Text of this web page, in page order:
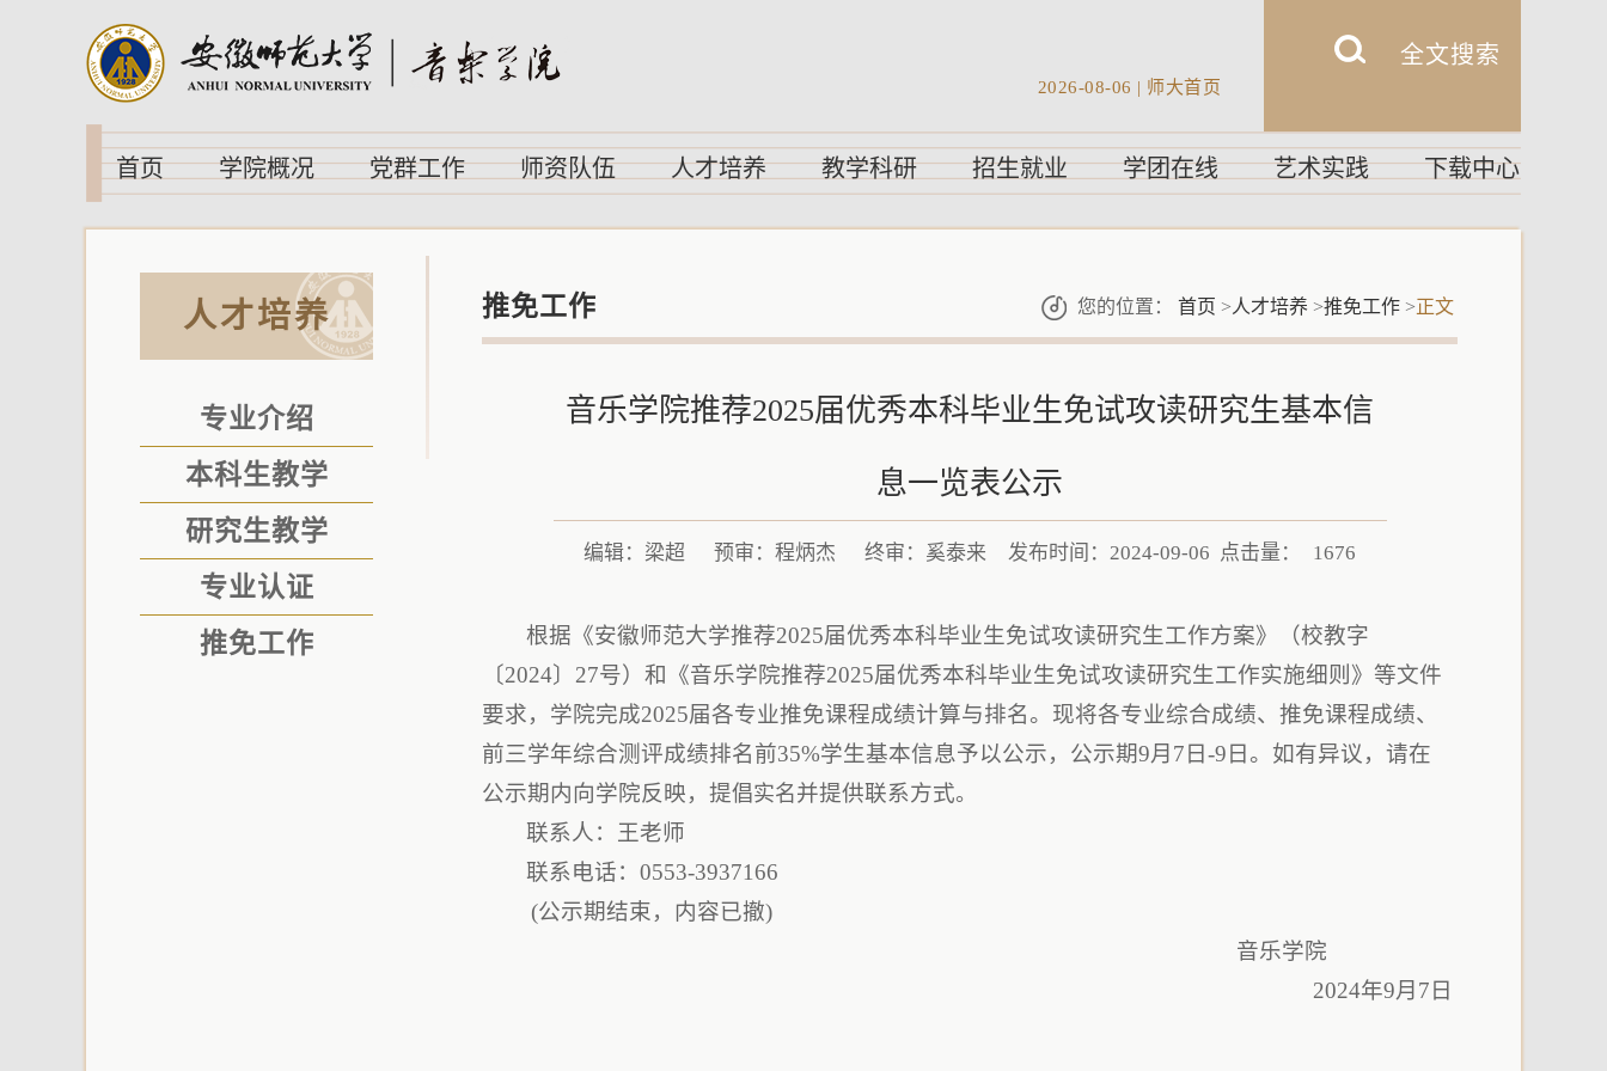
2026-08-06 | 师大首页
首页 学院概况 党群工作 师资队伍 人才培养 教学科研 招生就业 学团在线 艺术实践 下载中心
人才培养
专业介绍
本科生教学
研究生教学
专业认证
推免工作
推免工作 您的位置： 首页 >人才培养 >推免工作 >正文
音乐学院推荐2025届优秀本科毕业生免试攻读研究生基本信
息一览表公示
编辑：梁超 预审：程炳杰 终审：奚泰来 发布时间：2024-09-06 点击量： 1676
根据《安徽师范大学推荐2025届优秀本科毕业生免试攻读研究生工作方案》（校教字
〔2024〕27号）和《音乐学院推荐2025届优秀本科毕业生免试攻读研究生工作实施细则》等文件
要求，学院完成2025届各专业推免课程成绩计算与排名。现将各专业综合成绩、推免课程成绩、
前三学年综合测评成绩排名前35%学生基本信息予以公示，公示期9月7日-9日。如有异议，请在
公示期内向学院反映，提倡实名并提供联系方式。
联系人：王老师
联系电话：0553-3937166
(公示期结束，内容已撤)
音乐学院
2024年9月7日